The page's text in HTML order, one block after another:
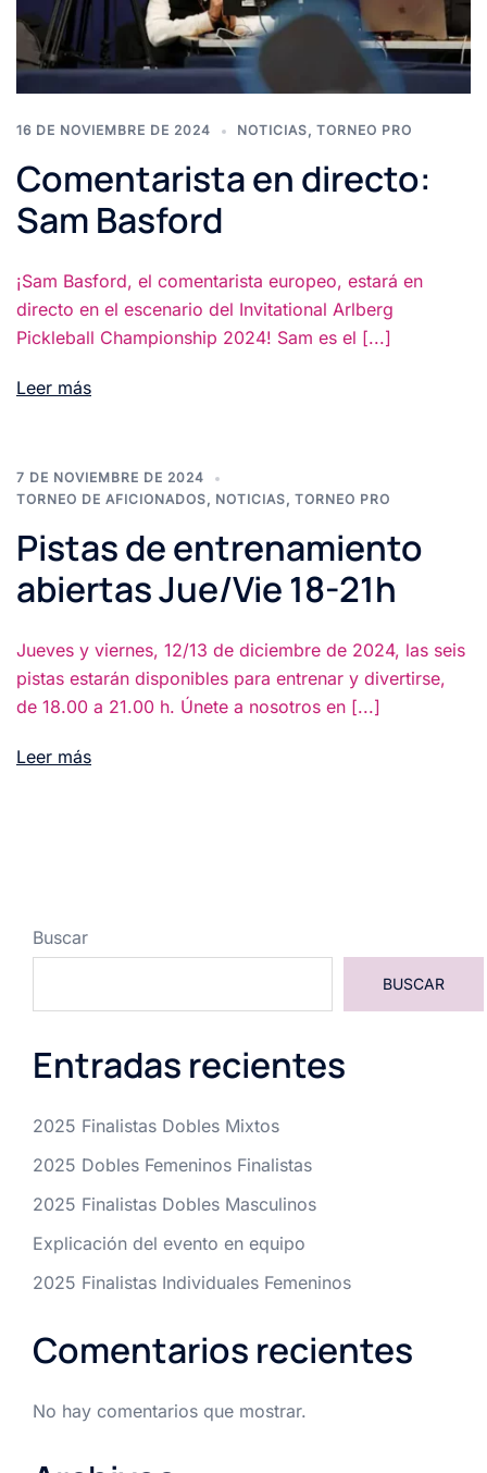
16 DE NOVIEMBRE DE 2024 NOTICIAS, TORNEO PRO
Comentarista en directo:
Sam Basford
¡Sam Basford, el comentarista europeo, estará en
directo en el escenario del Invitational Arlberg
Pickleball Championship 2024! Sam es el [...]
Leer más
7 DE NOVIEMBRE DE 2024
TORNEO DE AFICIONADOS, NOTICIAS, TORNEO PRO
Pistas de entrenamiento
abiertas Jue/Vie 18-21h
Jueves y viernes, 12/13 de diciembre de 2024, las seis
pistas estarán disponibles para entrenar y divertirse,
de 18.00 a 21.00 h. Únete a nosotros en [...]
Leer más
Buscar
BUSCAR
Entradas recientes
2025 Finalistas Dobles Mixtos
2025 Dobles Femeninos Finalistas
2025 Finalistas Dobles Masculinos
Explicación del evento en equipo
2025 Finalistas Individuales Femeninos
Comentarios recientes
No hay comentarios que mostrar.